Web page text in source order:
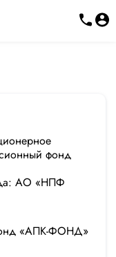
фонд
АО «НПФ
«АПК-ФОНД»